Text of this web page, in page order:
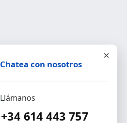
Chatea con nosotros
Llámanos
+34 614 443 757